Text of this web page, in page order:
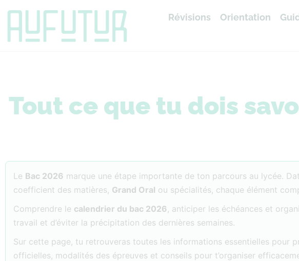
Révisions Orientation
Tout ce que tu dois
Le Bac 2026 marque une étape importante de ton parcours au lycée.
coefficient des matières, Grand Oral ou spécialités, chaque élément
Comprendre le calendrier du bac 2026, anticiper les échéances et
travail et d’éviter la précipitation des dernières semaines.
Sur cette page, tu retrouveras toutes les informations essentielles pour
officielles, modalités des épreuves et conseils pour t’organiser